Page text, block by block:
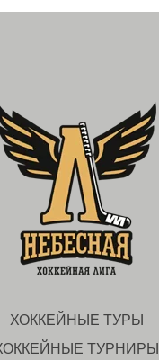
ХОККЕЙНЫЕ ТУРЫ
ТУРНИРЫ